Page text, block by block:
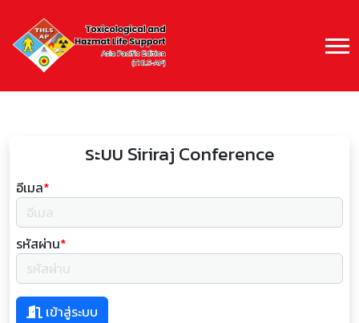
ระบบ Siriraj Conference
อีเมล*
รหัสผ่าน*
เข้าสู่ระบบ